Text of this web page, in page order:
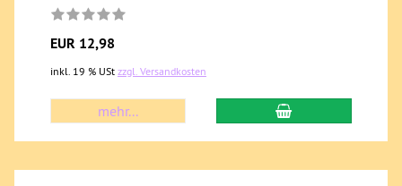
EUR 12,98
inkl. 19 % USt zzgl. Versandkosten
mehr...